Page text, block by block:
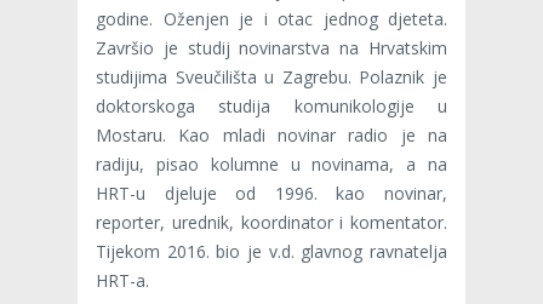
godine. Oženjen je i otac jednog djeteta.
Završio je studij novinarstva na Hrvatskim
studijima Sveučilišta u Zagrebu. Polaznik je
doktorskoga studija komunikologije u
Mostaru. Kao mladi novinar radio je na
radiju, pisao kolumne u novinama, a na
HRT-u djeluje od 1996. kao novinar,
reporter, urednik, koordinator i komentator.
Tijekom 2016. bio je v.d. glavnog ravnatelja
HRT-a.